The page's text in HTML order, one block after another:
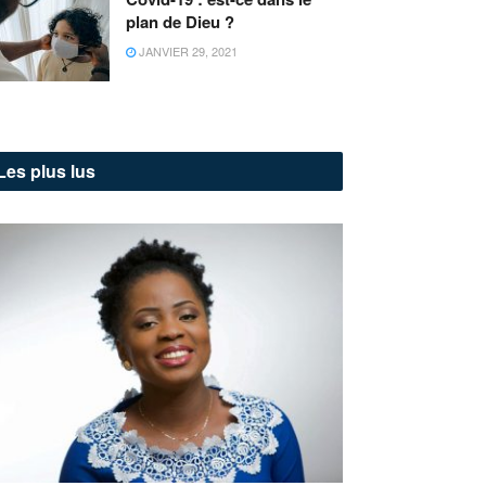
plan de Dieu ?
JANVIER 29, 2021
plus lus